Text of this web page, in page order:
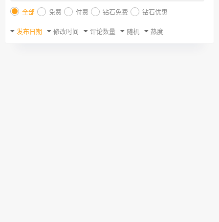
全部 免费 付费 钻石免费 钻石优惠
发布日期 修改时间 评论数量 随机 热度